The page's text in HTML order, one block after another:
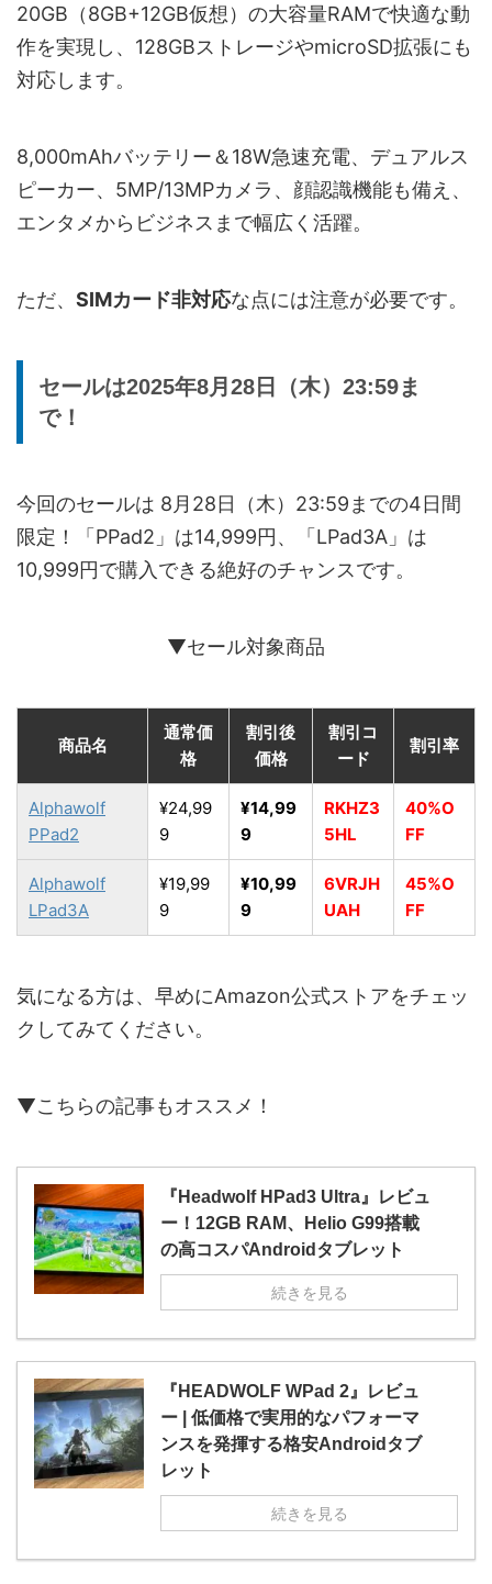
20GB（8GB+12GB仮想）の大容量RAMで快適な動
作を実現し、128GBストレージやmicroSD拡張にも
対応します。
8,000mAhバッテリー＆18W急速充電、デュアルス
ピーカー、5MP/13MPカメラ、顔認識機能も備え、
エンタメからビジネスまで幅広く活躍。
ただ、 SIMカード非対応な点には注意が必要です。
セールは2025年8月28日（木）23:59ま
で！
今回のセールは 8月28日（木）23:59までの4日間
限定！「PPad2」は14,999円、「LPad3A」は
10,999円で購入できる絶好のチャンスです。
▼セール対象商品
商品名
通常価
格
割引後
価格
割引コ
ード
割引率
Alphawolf
PPad2
¥24,99
9
¥14,99
9
RKHZ3
5HL
40%O
FF
Alphawolf
LPad3A
¥19,99
9
¥10,99
9
6VRJH
UAH
45%O
FF
気になる方は、早めにAmazon公式ストアをチェッ
クしてみてください。
▼こちらの記事もオススメ！
『Headwolf HPad3 Ultra』レビュ
ー！12GB RAM、Helio G99搭載
の高コスパAndroidタブレット
続きを見る
『HEADWOLF WPad 2』レビュ
ー | 低価格で実用的なパフォーマ
ンスを発揮する格安Androidタブ
レット
続きを見る